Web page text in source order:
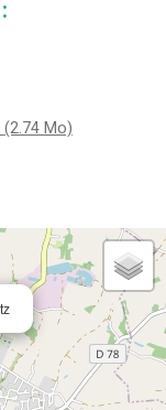
:
(2.74 Mo)